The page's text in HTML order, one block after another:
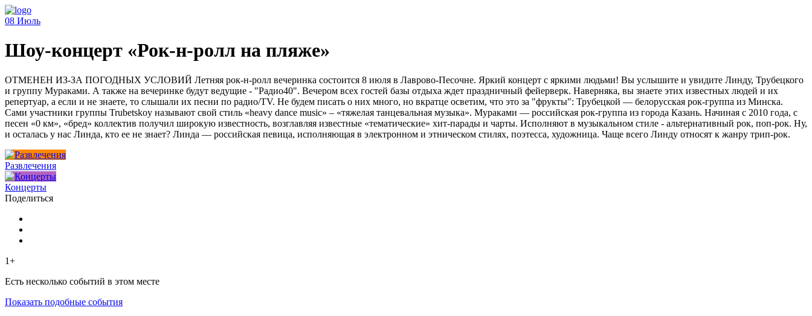
08 Июль
Шоу-концерт «Рок-н-ролл на пляже»
ОТМЕНЕН ИЗ-ЗА ПОГОДНЫХ УСЛОВИЙ Летняя рок-н-ролл вечеринка состоится 8 июля в Лаврово-Песочне. Яркий концерт с яркими людьми! Вы услышите и увидите Линду, Трубецкого
и группу Мураками. А также на вечеринке будут ведущие - "Радио40". Вечером всех гостей базы отдыха ждет праздничный фейерверк. Наверняка, вы знаете этих известных людей и их
репертуар, а если и не знаете, то слышали их песни по радио/TV. Не будем писать о них много, но вкратце осветим, что это за "фрукты": Трубецкой — белорусская рок-группа из Минска.
Сами участники группы Trubetskoy называют свой стиль «heavy dance music» – «тяжелая танцевальная музыка». Мураками — российская рок-группа из города Казань. Начиная с 2010 года, с
песен «0 км», «бред» коллектив получил широкую известность, возглавляя известные «тематические» хит-парады и чарты. Исполняют в музыкальном стиле - альтернативный рок, поп-рок. Ну,
и осталась у нас Линда, кто ее не знает? Линда — российская певица, исполняющая в электронном и этническом стилях, поэтесса, художница. Чаще всего Линду относят к жанру трип-рок.
Развлечения
Концерты
Поделиться
1+
Есть несколько событий в этом месте
Показать подобные события